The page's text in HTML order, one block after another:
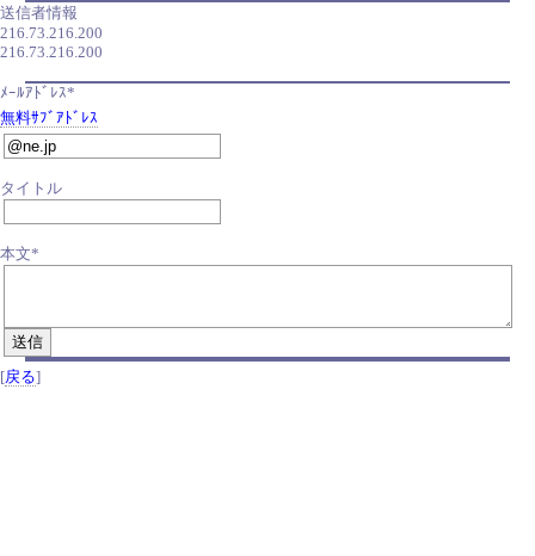
送信者情報
216.73.216.200
216.73.216.200
ﾒｰﾙｱﾄﾞﾚｽ*
無料ｻﾌﾞｱﾄﾞﾚｽ
タイトル
本文*
[戻る]